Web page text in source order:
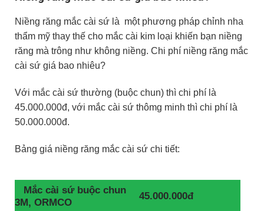
Niềng răng mắc cài sứ là một phương pháp chỉnh nha
thẩm mỹ thay thế cho mắc cài kim loại khiến bạn niềng
răng mà trông như không niềng. Chi phí niềng răng mắc
cài sứ giá bao nhiêu?
Với mắc cài sứ thường (buộc chun) thì chi phí là
45.000.000đ, với mắc cài sứ thômg minh thì chi phí là
50.000.000đ.
Bảng giá niềng răng mắc cài sứ chi tiết:
Mắc cài sứ buộc chun
3M, ORMCO
45.000.000đ